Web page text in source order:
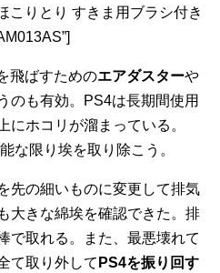
こりとり すきま用ブラシ付き
飛ばすためのエアダスターや
のも有効。PS4は長期間使用
にホコリが溜まっている。
な限り埃を取り除こう。
先の細いものに変更して排気
大きな綿埃を確認できた。排
で取れる。また、最悪壊れて
て取り外して PS4を振り回す